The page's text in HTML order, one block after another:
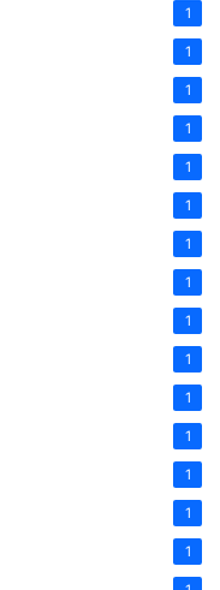
1
1
1
1
1
1
1
1
1
1
1
1
1
1
1